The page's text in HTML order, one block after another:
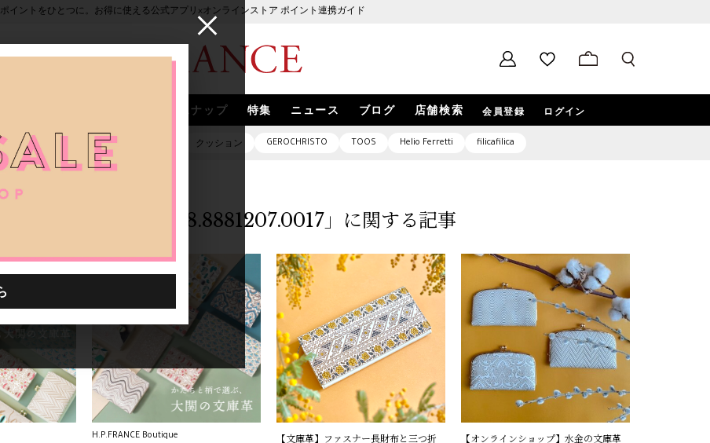
ポイントをひとつに。お得に使える公式アプリ×オンラインストア ポイント連携ガイド
スナップ 特集 ニュース ブログ 店舗検索 会員登録 ログイン
ピアス バッグ クッション GEROCHRISTO TOOS Helio Ferretti filicafilica
「0000418.8881207.0017」に関する記事
H.P.FRANCE Boutique
【文庫革】ファスナー長財布と三つ折
【オンラインショップ】水金の文庫革